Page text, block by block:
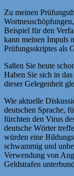
Zu meinen
Beispiel für den
kann meinen Impuls
Prüfungsskriptes als
Saßen Sie heute
Haben Sie sich in
dieser Gelegenheit
Wie aktuelle
deutschen Sprache,
fürchten den Virus
deutsche Wörter
würden eine
schwammig und
Verwendung von
Geldstrafen